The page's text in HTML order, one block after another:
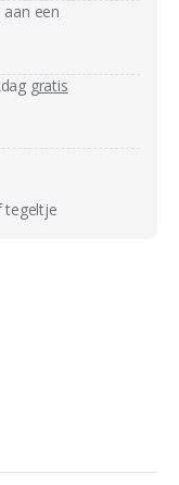
een
gratis
tegeltje